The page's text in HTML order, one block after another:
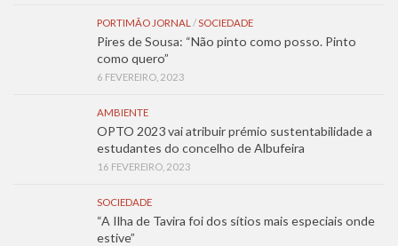
PORTIMÃO JORNAL /SOCIEDADE
Pires de Sousa: “Não pinto como posso. Pinto
como quero”
6 FEVEREIRO, 2023
AMBIENTE
OPTO 2023 vai atribuir prémio sustentabilidade a
estudantes do concelho de Albufeira
16 FEVEREIRO, 2023
SOCIEDADE
“A Ilha de Tavira foi dos sítios mais especiais onde
estive”